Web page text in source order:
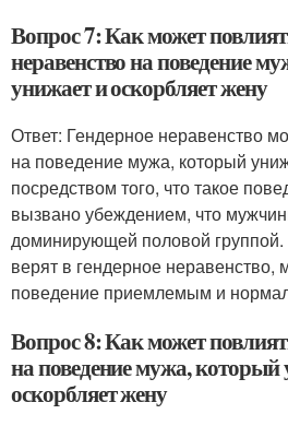
Вопрос 7: Как может
неравенство на поведение
унижает и оскорбляет жену
Ответ: Гендерное неравенство
на поведение мужа, который
посредством того, что такое
вызвано убеждением, что
доминирующей половой
верят в гендерное неравенство,
поведение приемлемым и
Вопрос 8: Как может
на поведение мужа, который
оскорбляет жену